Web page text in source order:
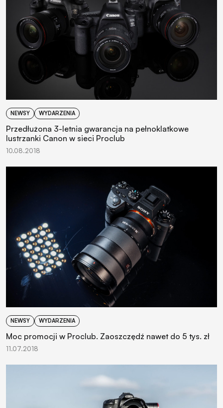
NEWSY WYDARZENIA
Przedłużona 3-letnia gwarancja na pełnoklatkowe
lustrzanki Canon w sieci Proclub
10.08.2018
NEWSY WYDARZENIA
Moc promocji w Proclub. Zaoszczędź nawet do 5 tys. zł
11.07.2018